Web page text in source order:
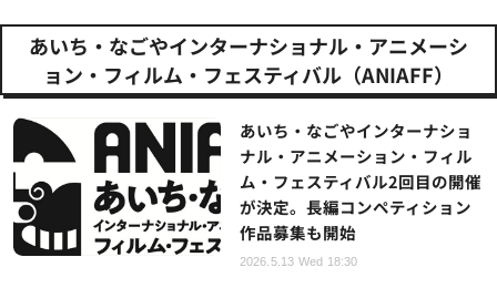
あいち・なごやインターナショナル・アニメーシ
ョン・フィルム・フェスティバル（ANIAFF）
あいち・なごやインターナショ
ナル・アニメーション・フィル
ム・フェスティバル2回目の開催
が決定。長編コンペティション
作品募集も開始
2026.5.13 Wed 18:30